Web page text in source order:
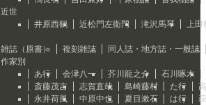
近世
井原西鶴
近松門左衛門 滝沢馬琴
上田
雑誌（原書）
複刻雑誌
同人誌・地方誌・一般誌
作家別
あ行
会津八一 芥川龍之介
石川啄木
斎藤茂吉
志賀直哉 島崎藤村 た行
永井荷風
中原中也 夏目漱石 は行